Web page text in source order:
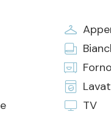
Forno
TV